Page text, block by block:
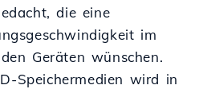
die eine
im
Geräten wünschen.
Speichermedien wird in